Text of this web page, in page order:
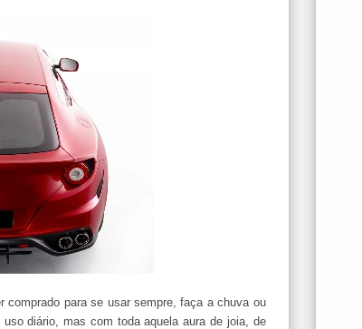
comprado para se usar sempre, faça a chuva ou
diário, mas com toda aquela aura de joia, de